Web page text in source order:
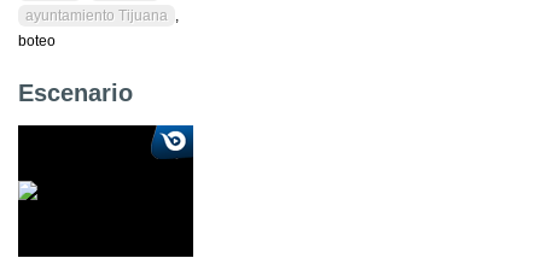
ayuntamiento Tijuana ,
boteo
Escenario